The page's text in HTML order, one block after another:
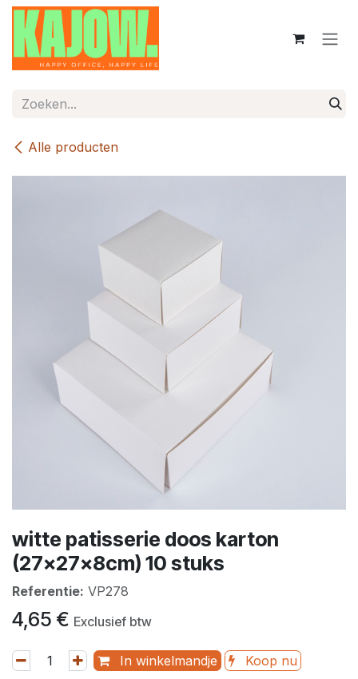
Overslaan naar inhoud
Alle producten
witte patisserie doos karton
(27x27x8cm) 10 stuks
Referentie: VP278
4,65 € Exclusief btw
In winkelmandje
Koop nu